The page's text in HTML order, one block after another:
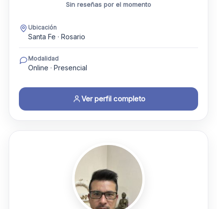
Sin reseñas por el momento
Ubicación
Santa Fe · Rosario
Modalidad
Online · Presencial
Ver perfil completo